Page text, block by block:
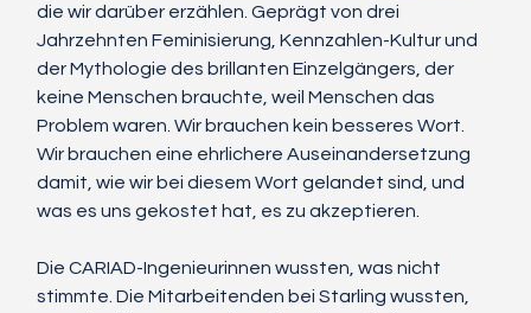
die wir darüber erzählen. Geprägt von drei
Jahrzehnten Feminisierung, Kennzahlen-Kultur und
der Mythologie des brillanten Einzelgängers, der
keine Menschen brauchte, weil Menschen das
Problem waren. Wir brauchen kein besseres Wort.
Wir brauchen eine ehrlichere Auseinandersetzung
damit, wie wir bei diesem Wort gelandet sind, und
was es uns gekostet hat, es zu akzeptieren.
Die CARIAD-Ingenieurinnen wussten, was nicht
stimmte. Die Mitarbeitenden bei Starling wussten,